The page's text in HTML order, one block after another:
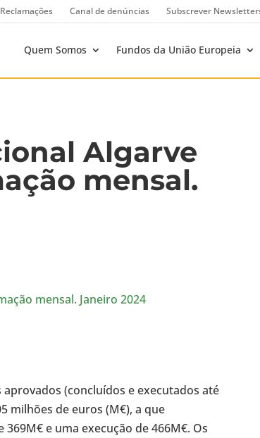
Canal de denúncias Subscrever
Quem Somos Fundos da União Europeia
Algarve
mensal.
mensal. Janeiro 2024
(concluídos e executados até
milhões de euros (M€), a que
e uma execução de 466M€. Os